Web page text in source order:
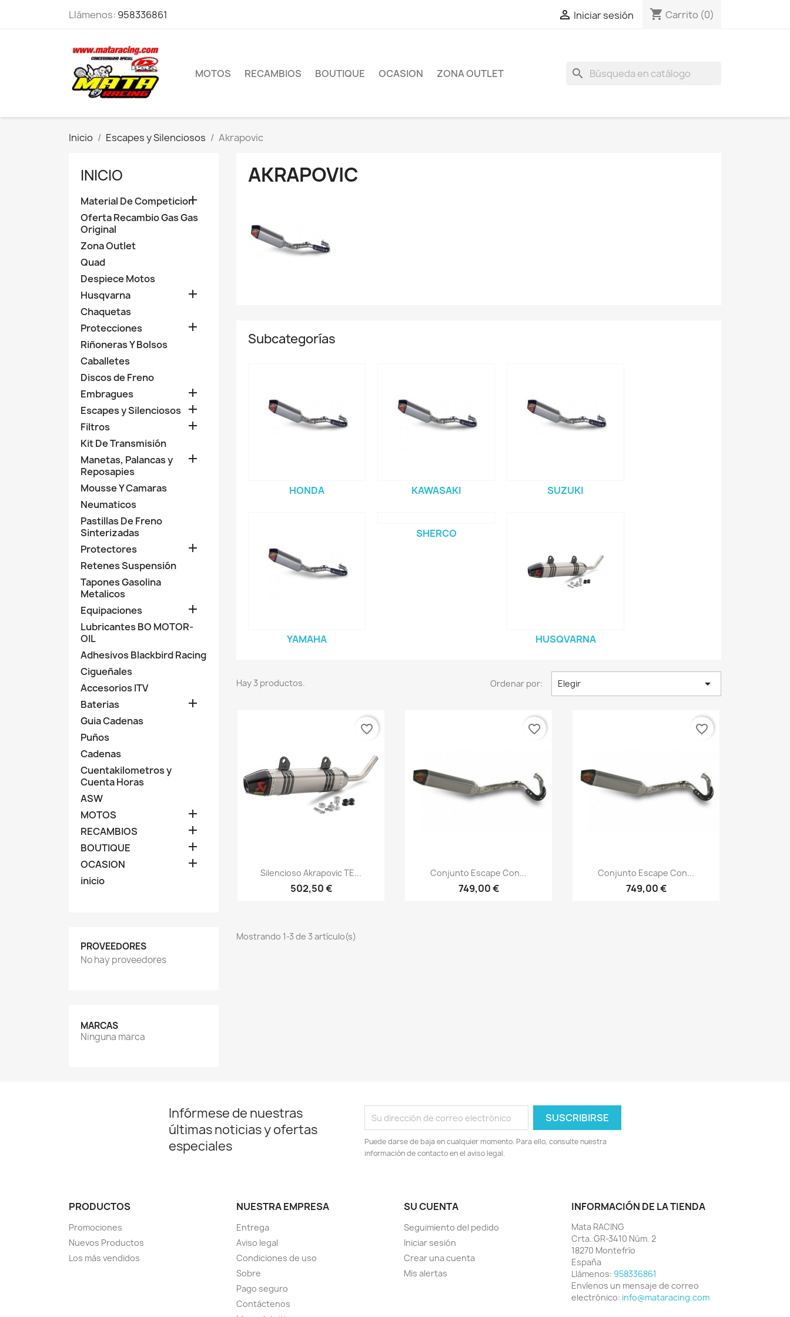
Llámenos: 958336861  Iniciar sesión shopping_cart Carrito (0)
MOTOS RECAMBIOS BOUTIQUE OCASION ZONA OUTLET search
Inicio Escapes y Silenciosos Akrapovic
INICIO
Material De Competicion

Oferta Recambio Gas Gas
Original
Zona Outlet
Quad
Despiece Motos
Husqvarna

Chaquetas
Protecciones

Riñoneras Y Bolsos
Caballetes
Discos de Freno
Embragues

Escapes y Silenciosos 
Filtros 
Kit De Transmisión
Manetas, Palancas y
Reposapies

Mousse Y Camaras
Neumaticos
Pastillas De Freno
Sinterizadas
Protectores

Retenes Suspensión
Tapones Gasolina
Metalicos
Equipaciones

Lubricantes BO MOTOR-
OIL
Adhesivos Blackbird Racing
Cigueñales
Accesorios ITV
Baterias

Guia Cadenas
Puños
Cadenas
Cuentakilometros y
Cuenta Horas
ASW
MOTOS

RECAMBIOS 
BOUTIQUE 
OCASION 
inicio
PROVEEDORES
No hay proveedores
MARCAS
Ninguna marca
AKRAPOVIC
Subcategorías
HONDA KAWASAKI SUZUKI
YAMAHA
SHERCO
HUSQVARNA
Hay 3 productos. Ordenar por: Elegir 
Vista rápida
Silencioso Akrapovic TE...
502,50 €
favorite_border
Vista rápida
Conjunto Escape Con...
749,00 €
favorite_border
Vista rápida
Conjunto Escape Con...
749,00 €
favorite_border
Mostrando 1-3 de 3 artículo(s)
Infórmese de nuestras
últimas noticias y ofertas
especiales
Puede darse de baja en cualquier momento. Para ello, consulte nuestra
información de contacto en el aviso legal.
PRODUCTOS
Promociones
Nuevos Productos
Los más vendidos
NUESTRA EMPRESA
Entrega
Aviso legal
Condiciones de uso
Sobre
Pago seguro
Contáctenos
SU CUENTA
Seguimiento del pedido
Iniciar sesión
Crear una cuenta
Mis alertas
INFORMACIÓN DE LA TIENDA
Mata RACING
Crta. GR-3410 Núm. 2
18270 Montefrío
España
Llámenos: 958336861
Envíenos un mensaje de correo
electrónico: info@mataracing.com